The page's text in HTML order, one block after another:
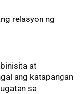
relasyon ng
at
ang katapangan
sa